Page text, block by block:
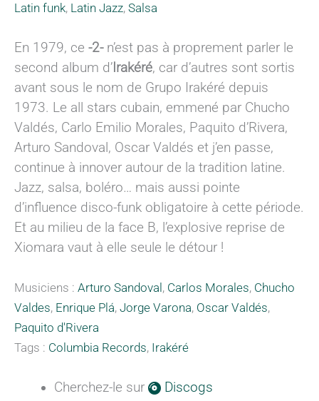
Latin funk, Latin Jazz, Salsa
En 1979, ce -2-n’est pas à proprement parler le
second album d’ Irakéré, car d’autres sont sortis
avant sous le nom de Grupo Irakéré depuis
1973. Le all stars cubain, emmené par Chucho
Valdés, Carlo Emilio Morales, Paquito d’Rivera,
Arturo Sandoval, Oscar Valdés et j’en passe,
continue à innover autour de la tradition latine.
Jazz, salsa, boléro… mais aussi pointe
d’influence disco-funk obligatoire à cette période.
Et au milieu de la face B, l’explosive reprise de
Xiomara vaut à elle seule le détour !
Musiciens : Arturo Sandoval , Carlos Morales, Chucho
Valdes, Enrique Plá, Jorge Varona, Oscar Valdés,
Paquito d'Rivera
Tags : Columbia Records, Irakéré
Cherchez-le sur
Discogs